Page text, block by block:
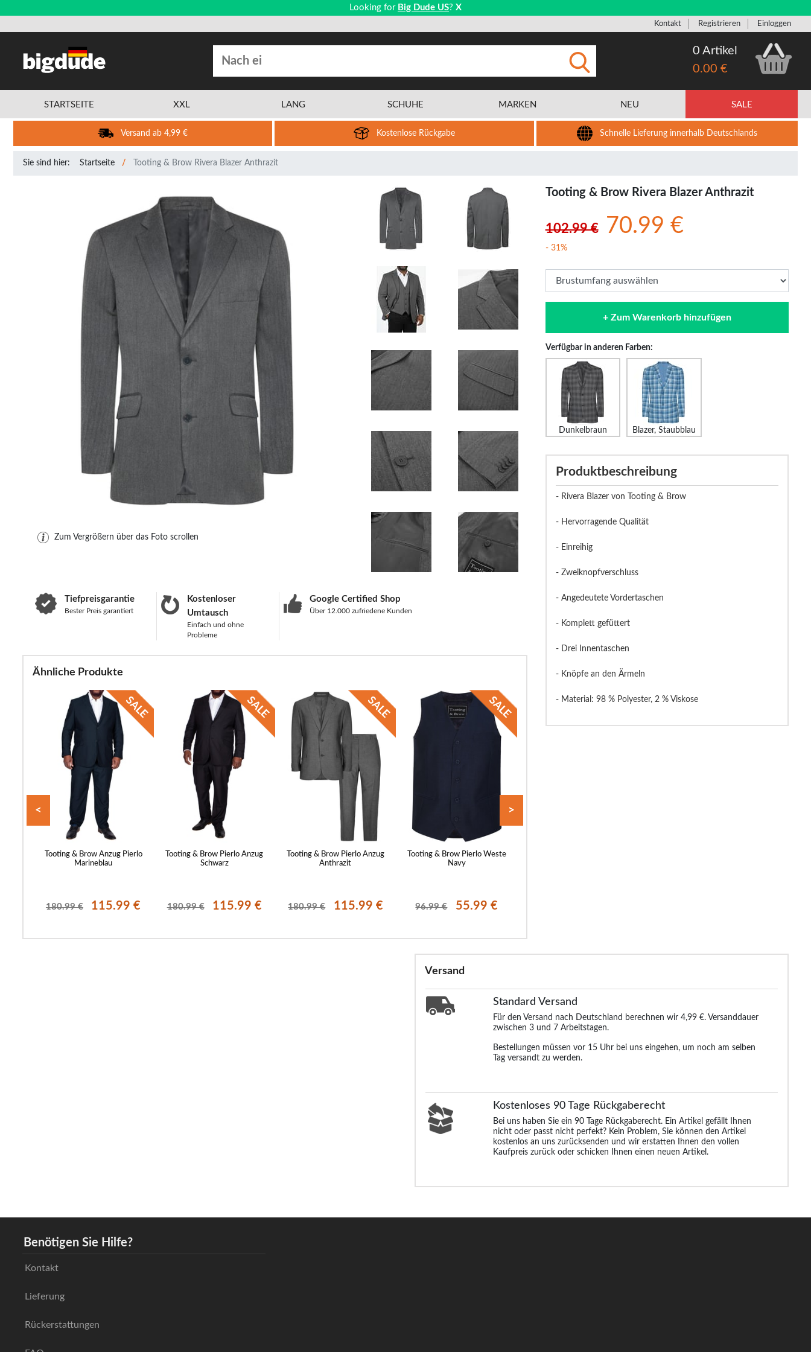
Looking for Big Dude US? X
Kontakt Registrieren Einloggen
0 Artikel
0.00 €
STARTSEITE XXL LANG SCHUHE MARKEN NEU SALE
Versand ab 4,99 € Kostenlose Rückgabe Schnelle Lieferung innerhalb Deutschlands
Sie sind hier: Startseite Tooting & Brow Rivera Blazer Anthrazit
Zum Vergrößern über das Foto scrollen
Tiefpreisgarantie
Bester Preis garantiert
Kostenloser
Umtausch
Einfach und ohne
Probleme
Google Certified Shop
Über 12.000 zufriedene Kunden
Ähnliche Produkte
Tooting & Brow Anzug Pierlo
Marineblau
180.99 € 115.99 €
Tooting & Brow Pierlo Anzug
Schwarz
180.99 € 115.99 €
Tooting & Brow Pierlo Anzug
Anthrazit
180.99 € 115.99 €
Tooting & Brow Pierlo Weste
Navy
96.99 € 55.99 €
< >
Tooting & Brow Rivera Blazer Anthrazit
102.99 € 70.99 €
- 31%
+ Zum Warenkorb hinzufügen
Verfügbar in anderen Farben:
Dunkelbraun Blazer, Staubblau
Produktbeschreibung
- Rivera Blazer von Tooting & Brow
- Hervorragende Qualität
- Einreihig
- Zweiknopfverschluss
- Angedeutete Vordertaschen
- Komplett gefüttert
- Drei Innentaschen
- Knöpfe an den Ärmeln
- Material: 98 % Polyester, 2 % Viskose
Versand
StandardVersand
Für den Versand nach Deutschland berechnen wir 4,99 €. Versanddauer
zwischen 3 und 7 Arbeitstagen.
Bestellungen müssen vor 15 Uhr bei uns eingehen, um noch am selben
Tag versandt zu werden.
Kostenloses 90 Tage Rückgaberecht
Bei uns haben Sie ein 90 Tage Rückgaberecht. Ein Artikel gefällt Ihnen
nicht oder passt nicht perfekt? Kein Problem, Sie können den Artikel
kostenlos an uns zurücksenden und wir erstatten Ihnen den vollen
Kaufpreis zurück oder schicken Ihnen einen neuen Artikel.
Benötigen Sie Hilfe?
Kontakt
Lieferung
Rückerstattungen